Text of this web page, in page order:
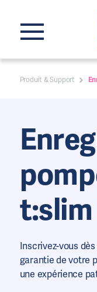
Produit & Support
Inscrivez-vous
garantie de votre
une expérience